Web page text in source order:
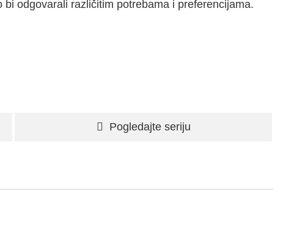
bi odgovarali različitim potrebama i preferencijama.
Pogledajte seriju